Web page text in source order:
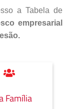
a Tabela de
empresarial
Família